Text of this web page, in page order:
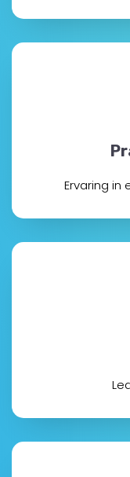
Ervaring in